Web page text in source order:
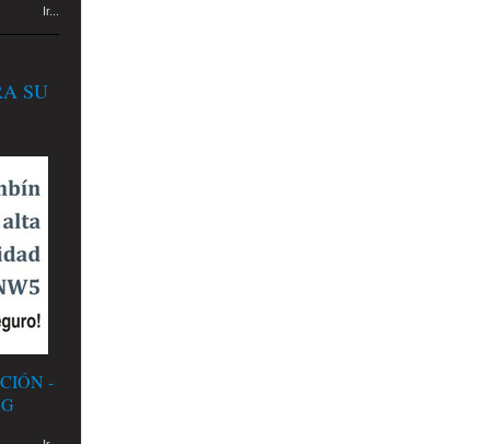
Ir...
SU
-